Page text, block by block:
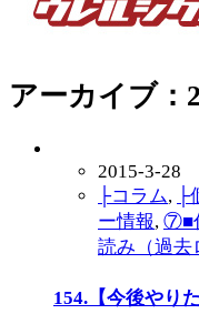
アーカイブ：
2015-3-28
├コラム, ├
ー情報, ⑦■
読み（過去
154.【今後やり